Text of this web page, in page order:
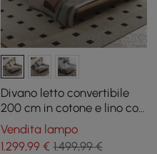
Divano letto convertibile
200 cm in cotone e lino con
cuscini
Vendita lampo
1.299,99€ 1.499,99 €